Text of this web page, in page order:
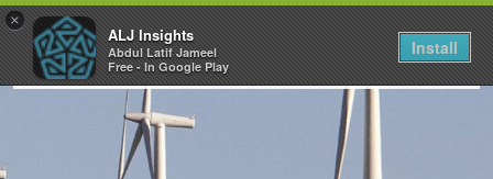
×
ALJ Insights
Abdul Latif Jameel
Free - In Google Play
Install
Toggle
navigation